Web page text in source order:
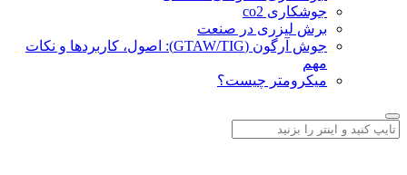
جوشکاری co2
برش لیزری در صنعت
جوش آرگون (GTAW/TIG): اصول، کاربردها و نکات
مهم
میکرومتر چیست؟